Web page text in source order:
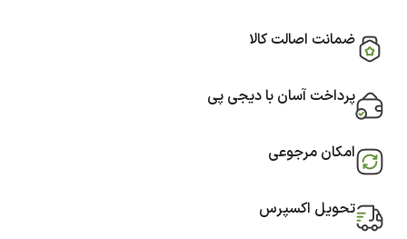
ضمانت اصالت کالا
پرداخت آسان با دیجی پی
امکان مرجوعی
تحویل اکسپرس